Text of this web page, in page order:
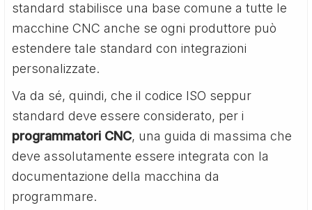
standard stabilisce una base comune a tutte le
macchine CNC anche se ogni produttore può
estendere tale standard con integrazioni
personalizzate.
Va da sé, quindi, che il codice ISO seppur
standard deve essere considerato, per i
programmatori CNC, una guida di massima che
deve assolutamente essere integrata con la
documentazione della macchina da
programmare.